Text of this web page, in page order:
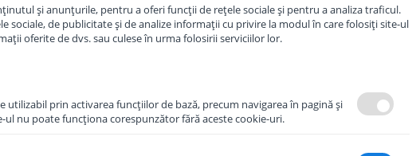
și anunțurile, pentru a oferi funcții de rețele sociale și pentru a analiza traficul.
sociale, de publicitate și de analize informații cu privire la modul în care folosiți site-ul
oferite de dvs. sau culese în urma folosirii serviciilor lor.
utilizabil prin activarea funcţiilor de bază, precum navigarea în pagină şi
ul nu poate funcţiona corespunzător fără aceste cookie-uri.